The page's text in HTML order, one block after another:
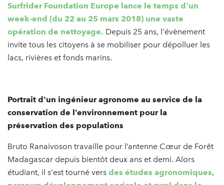
Surfrider Foundation Europe lance le temps d'un
week-end (du 22 au 25 mars 2018) une vaste
opération de nettoyage. Depuis 25 ans, l'évènement
invite tous les citoyens à se mobiliser pour dépolluer les
lacs, rivières et fonds marins.
Portrait d'un ingénieur agronome au service de la
conservation de l’environnement pour la
préservation des populations
Bruto Ranaivoson travaille pour l’antenne Cœur de Forêt
Madagascar depuis bientôt deux ans et demi. Alors
étudiant, il s'est tourné vers des études agronomiques,